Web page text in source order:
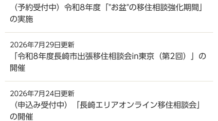
（予約受付中）令和8年度「"お盆"の移住相談強化期間」
の実施
2026年7月29日更新
「令和8年度長崎市出張移住相談会in東京（第2回）」の
開催
2026年7月24日更新
（申込み受付中）「長崎エリアオンライン移住相談会」
の開催